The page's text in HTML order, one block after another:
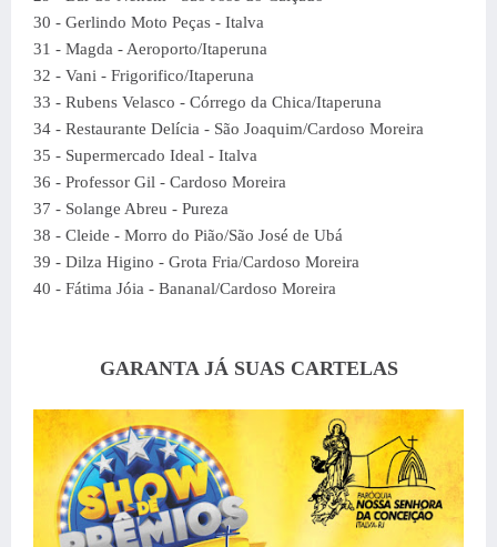
30 - Gerlindo Moto Peças - Italva
31 - Magda - Aeroporto/Itaperuna
32 - Vani - Frigorifico/Itaperuna
33 - Rubens Velasco - Córrego da Chica/Itaperuna
34 - Restaurante Delícia - São Joaquim/Cardoso Moreira
35 - Supermercado Ideal - Italva
36 - Professor Gil - Cardoso Moreira
37 - Solange Abreu - Pureza
38 - Cleide - Morro do Pião/São José de Ubá
39 - Dilza Higino - Grota Fria/Cardoso Moreira
40 - Fátima Jóia - Bananal/Cardoso Moreira
GARANTA JÁ SUAS CARTELAS